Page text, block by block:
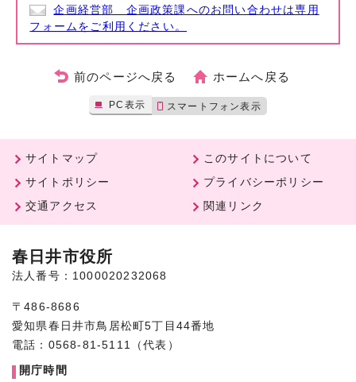
企画経営部 企画政策課へのお問い合わせは専用
フォームをご利用ください。
前のページへ戻る ホームへ戻る
PC表示 スマートフォン表示
サイトマップ
このサイトについて
サイトポリシー
プライバシーポリシー
交通アクセス
関連リンク
春日井市役所
法人番号：1000020232068
〒486-8686
愛知県春日井市鳥居松町5丁目44番地
電話：0568-81-5111（代表）
開庁時間